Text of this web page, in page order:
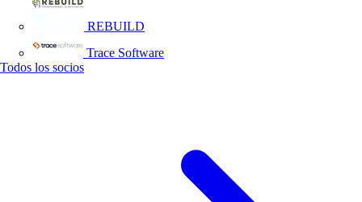
REBUILD
Trace Software
Todos los socios